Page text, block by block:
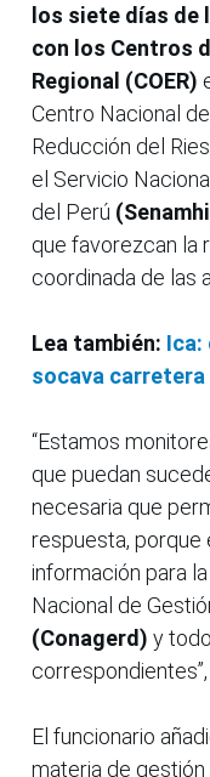
los siete días de
con los Centros
Regional (COER)
Centro Nacional
Reducción del
el Servicio
del Perú
que favorezcan la
coordinada de las
Lea también: Ica:
socava carretera
“Estamos
que puedan
necesaria que
respuesta, porque
información para
Nacional de
(Conagerd) y
El funcionario
materia de